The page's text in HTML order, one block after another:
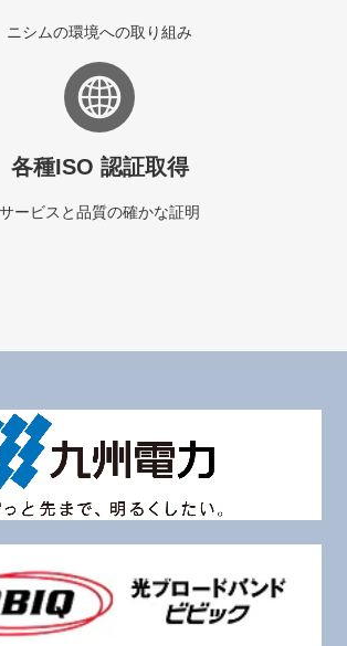
ニシムの環境への取り組み
各種ISO 認証取得
サービスと品質の確かな証明